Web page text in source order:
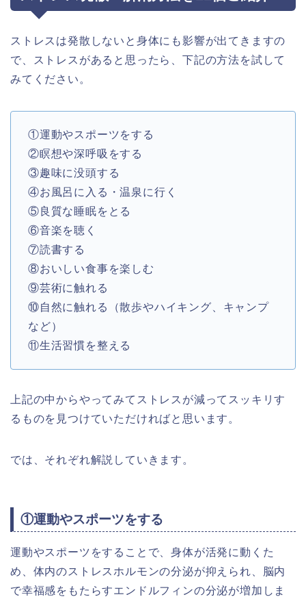
ストレスは発散しないと身体にも影響が出てきますの
で、ストレスがあると思ったら、下記の方法を試して
みてください。
①運動やスポーツをする
②瞑想や深呼吸をする
③趣味に没頭する
④お風呂に入る・温泉に行く
⑤良質な睡眠をとる
⑥音楽を聴く
⑦読書する
⑧おいしい食事を楽しむ
⑨芸術に触れる
⑩自然に触れる（散歩やハイキング、キャンプ
など）
⑪生活習慣を整える
上記の中からやってみてストレスが減ってスッキリす
るものを見つけていただければと思います。
では、それぞれ解説していきます。
①運動やスポーツをする
運動やスポーツをすることで、身体が活発に動くた
め、体内のストレスホルモンの分泌が抑えられ、脳内
で幸福感をもたらすエンドルフィンの分泌が増加しま